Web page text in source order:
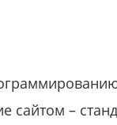
сайтом –